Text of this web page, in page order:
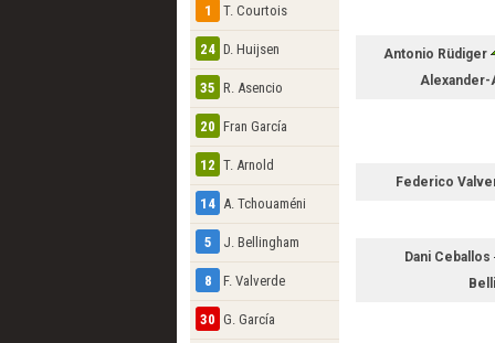
1 T. Courtois
24 D. Huijsen
35 R. Asencio
20 Fran García
12 T. Arnold
14 A. Tchouaméni
5 J. Bellingham
8 F. Valverde
30 G. García
Antonio Rüdiger
Federico
Dani Ceballos